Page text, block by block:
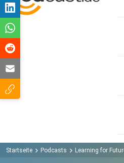
Startseite Podcasts Learning for